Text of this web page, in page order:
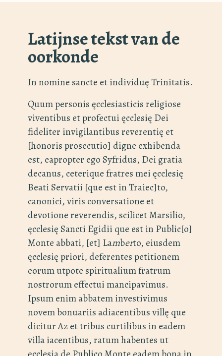
Latijnse tekst van de
oorkonde
In nomine sancte et individuę Trinitatis.
Quum personis ęcclesiasticis religiose
viventibus et profectui ęcclesię Dei
fideliter invigilantibus reverentię et
[honoris prosecutio] digne exhibenda
est, eapropter ego Syfridus, Dei gratia
decanus, ceterique fratres mei ęcclesię
Beati Servatii [que est in Traiec]to,
canonici, viris conversatione et
devotione reverendis, scilicet Marsilio,
ęcclesię Sancti Egidii que est in Public[o]
Monte abbati, [et] Lamberto, eiusdem
ęcclesię priori, deferentes petitionem
eorum utpote spiritualium fratrum
nostrorum effectui mancipavimus.
Ipsum enim abbatem investivimus
novem bonuariis adiacentibus villę que
dicitur Az et tribus curtilibus in eadem
villa iacentibus, ratum habentes ut